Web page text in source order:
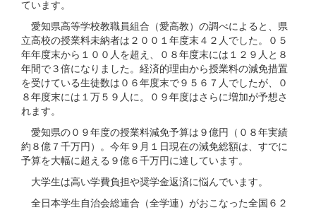
ています。
愛知県高等学校教職員組合（愛高教）の調べによると、県
立高校の授業料未納者は２００１年度末４２人でした。０５
年年度末から１００人を超え、０８年度末には１２９人と８
年間で３倍になりました。経済的理由から授業料の減免措置
を受けている生徒数は０６年度末で９５６７人でしたが、０
８年度末には１万５９人に。０９年度はさらに増加が予想さ
れます。
愛知県の０９年度の授業料減免予算は９億円（０８年実績
約８億７千万円）。今年９月１日現在の減免総額は、すでに
予算を大幅に超える９億６千万円に達しています。
大学生は高い学費負担や奨学金返済に悩んでいます。
全日本学生自治会総連合（全学連）がおこなった全国６２